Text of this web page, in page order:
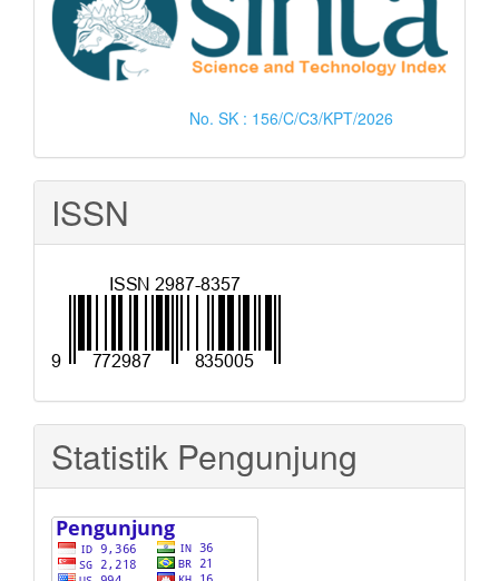
No. SK : 156/C/C3/KPT/2026
ISSN
Statistik Pengunjung